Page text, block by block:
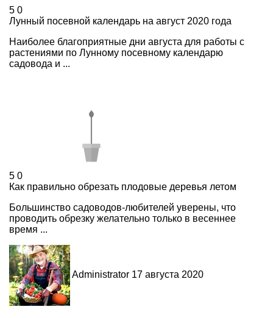
5 0
Лунный посевной календарь на август 2020 года
Наиболее благоприятные дни августа для работы с
растениями по Лунному посевному календарю
садовода и ...
5 0
Как правильно обрезать плодовые деревья летом
Большинство садоводов-любителей уверены, что
проводить обрезку желательно только в весеннее
время ...
Administrator 17 августа 2020